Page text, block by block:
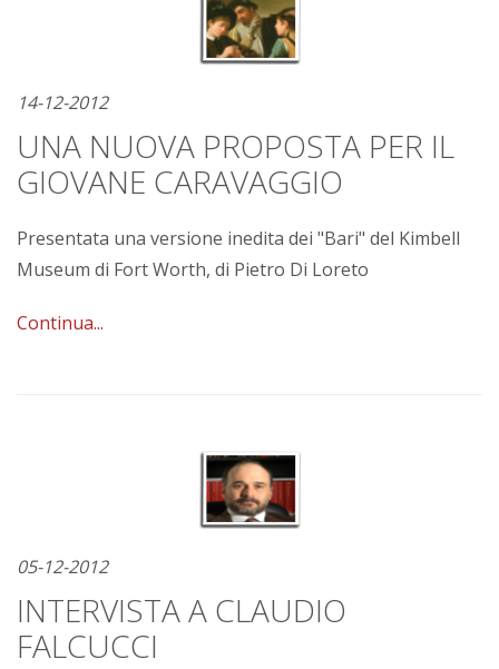
14-12-2012
UNA NUOVA PROPOSTA PER IL
GIOVANE CARAVAGGIO
Presentata una versione inedita dei "Bari" del Kimbell
Museum di Fort Worth, di Pietro Di Loreto
Continua...
05-12-2012
INTERVISTA A CLAUDIO
FALCUCCI